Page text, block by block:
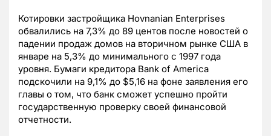
Котировки застройщика Hovnanian Enterprises
обвалились на 7,3% до 89 центов после новостей о
падении продаж домов на вторичном рынке США в
январе на 5,3% до минимального с 1997 года
уровня. Бумаги кредитора Bank of America
подскочили на 9,1% до $5,16 на фоне заявления его
главы о том, что банк сможет успешно пройти
государственную проверку своей финансовой
отчетности.